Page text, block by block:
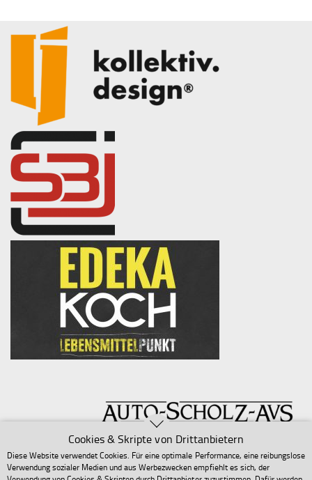
Cookies & Skripte von Drittanbietern
Diese Website verwendet Cookies. Für eine optimale Performance, eine reibungslose
Verwendung sozialer Medien und aus Werbezwecken empfiehlt es sich, der